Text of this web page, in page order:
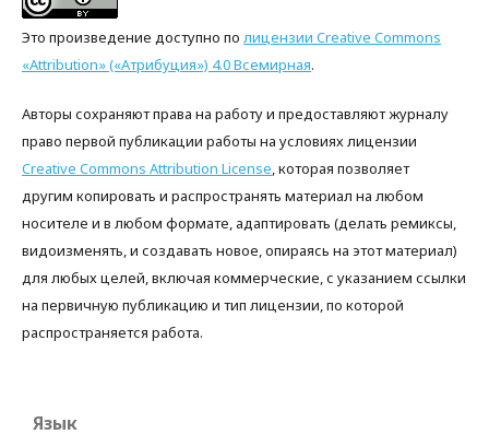
Это произведение доступно по лицензии Creative Commons
«Attribution» («Атрибуция») 4.0 Всемирная.
Авторы сохраняют права на работу и предоставляют журналу
право первой публикации работы на условиях лицензии
Creative Commons Attribution License, которая позволяет
другим копировать и распространять материал на любом
носителе и в любом формате, адаптировать (делать ремиксы,
видоизменять, и создавать новое, опираясь на этот материал)
для любых целей, включая коммерческие, с указанием ссылки
на первичную публикацию и тип лицензии, по которой
распространяется работа.
Язык